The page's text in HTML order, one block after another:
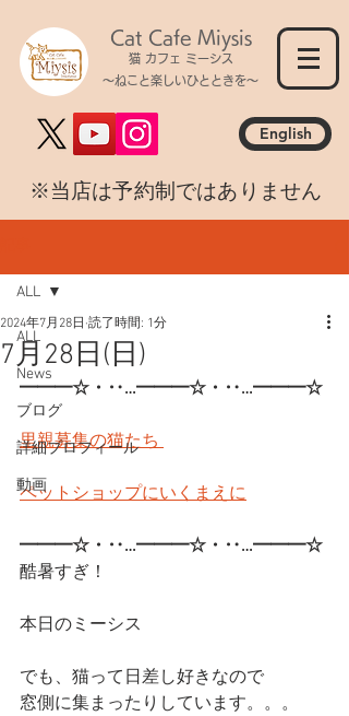
Cat Cafe Miysis
猫 カフェ ミーシス
～ねこと楽しいひとときを～
English
​※当店は予約制ではありません
ALL
News
ブログ
詳細プロフィール
動画
ALL
7月28日(日)
2024年7月28日 読了時間: 1分
━━━☆・‥…━━━☆・‥…━━━☆
里親募集の猫たち
ペットショップにいくまえに
━━━☆・‥…━━━☆・‥…━━━☆
酷暑すぎ！
本日のミーシス
でも、猫って日差し好きなので
窓側に集まったりしています。。。